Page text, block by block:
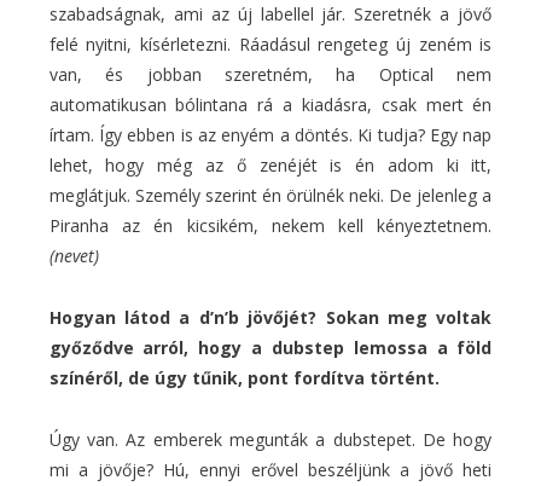
szabadságnak, ami az új labellel jár. Szeretnék a jövő
felé nyitni, kísérletezni. Ráadásul rengeteg új zeném is
van, és jobban szeretném, ha Optical nem
automatikusan bólintana rá a kiadásra, csak mert én
írtam. Így ebben is az enyém a döntés. Ki tudja? Egy nap
lehet, hogy még az ő zenéjét is én adom ki itt,
meglátjuk. Személy szerint én örülnék neki. De jelenleg a
Piranha az én kicsikém, nekem kell kényeztetnem.
(nevet)
Hogyan látod a d’n’b jövőjét? Sokan meg voltak
győződve arról, hogy a dubstep lemossa a föld
színéről, de úgy tűnik, pont fordítva történt.
Úgy van. Az emberek megunták a dubstepet. De hogy
mi a jövője? Hú, ennyi erővel beszéljünk a jövő heti